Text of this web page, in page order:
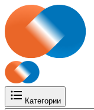
Категории